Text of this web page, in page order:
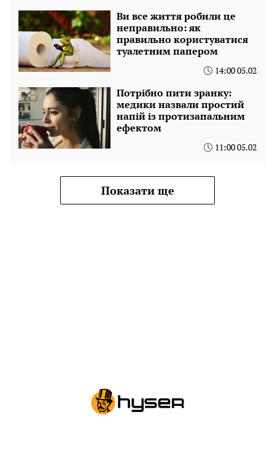
Ви все життя робили це
неправильно: як
правильно користуватися
туалетним папером
14:00 05.02
Потрібно пити зранку:
медики назвали простий
напій із протизапальним
ефектом
11:00 05.02
Показати ще